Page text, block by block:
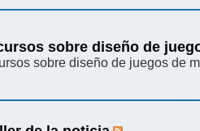
sobre diseño de
sobre diseño de juegos de